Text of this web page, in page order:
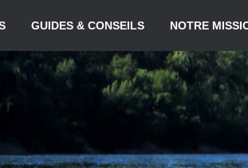
GUIDES & CONSEILS NOTRE